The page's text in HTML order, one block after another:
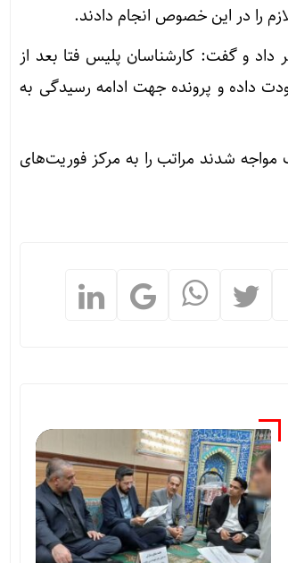
را در این خصوص انجام دادند.
و گفت: کارشناسان پلیس فتا بعد از
داده و پرونده جهت ادامه رسیدگی به
شدند مراتب را به مرکز فوریت‌های